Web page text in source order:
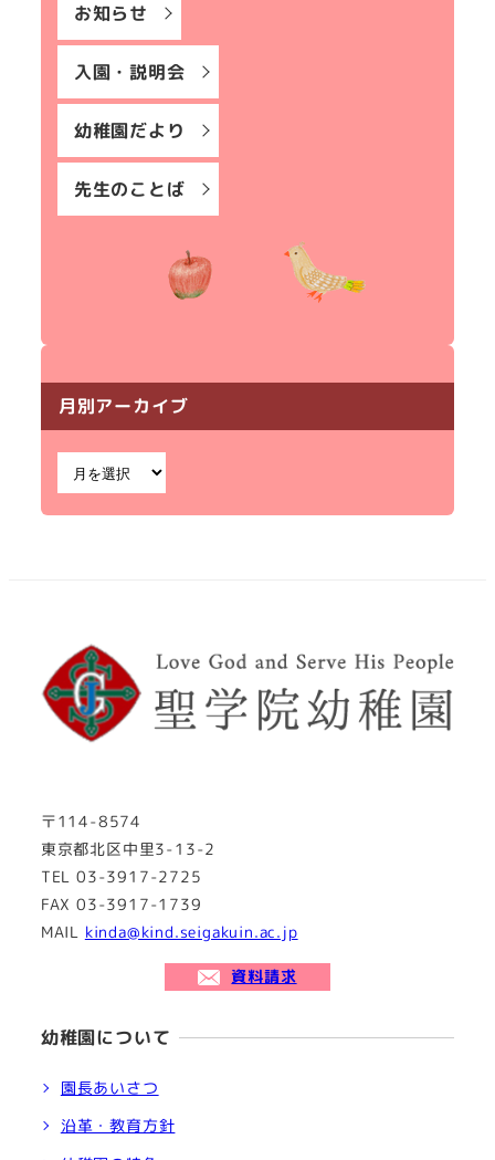
お知らせ
入園・説明会
幼稚園だより
先生のことば
月別アーカイブ
〒114-8574
東京都北区中里3-13-2
TEL 03-3917-2725
FAX 03-3917-1739
MAIL kinda@kind.seigakuin.ac.jp
資料請求
幼稚園について
園長あいさつ
沿革・教育方針